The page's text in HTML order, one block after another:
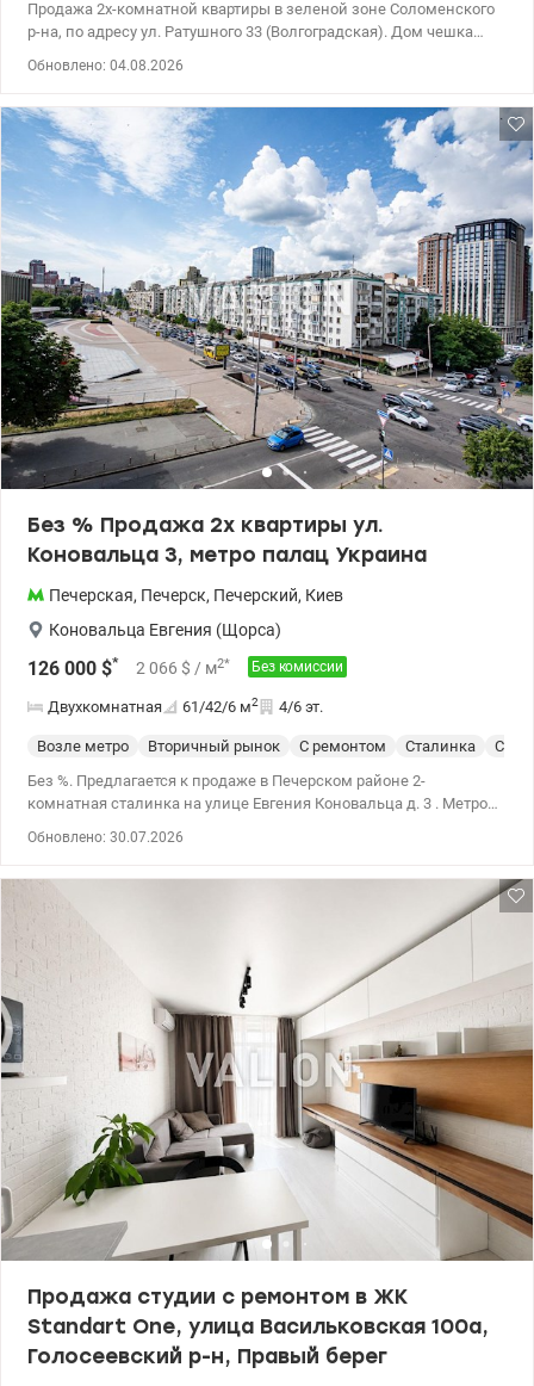
Продажа 2х-комнатной квартиры в зеленой зоне Соломенского
р-на, по адресу ул. Ратушного 33 (Волгоградская). Дом чешка
переплачивать за чужой дизайн, а сделать ремонт по своему
вкусу и бюджету. Главным преимуществом также является
месторасположение – это одна из самых удобных локаций
Киева. Большая парковая зона через дорогу от дома. Развитая
инфраструктура – ​​неподалеку с домом магазин Фора, АТБ,
Соломенский рынок, аптеки, школы, детский сад. Удобно
добраться до центра города, остановка общественного
транспорта под домом. Быстрый выезд на проспект
Лобановского, Севастопольскую площадь и Проспект
Воздушных Сил. До станций метро Вокзальная, Демеевская,
Олимпийская можно добраться общественным транспортом за
15-20 минут. Благодаря популярному району и удобному
расположению хорошо подойдет как для собственного
проживания, так и для сдачи в аренду. Цена - 61000 у.е.,
0661825672 Екатерина, Valion.ua/1154819
Обновлено: 04.08.2026
Без % Продажа 2х квартиры ул.
Коновальца 3, метро палац Украина
Печерская, Печерск, Печерский, Киев
Коновальца Евгения (Щорса)
126 000 $* 2 066 $ / м2* Без комиссии
Двухкомнатная 61/42/6 м2 4/6 эт.
Возле метро Вторичный рынок С ремонтом Сталинка
Без %. Предлагается к продаже в Печерском районе 2-
комнатная сталинка на улице Евгения Коновальца д. 3 . Метро
локация рядом с метро. Во-вторых, 4-й средний этаж. Квартира
светлая, функциональная планировка, хорошее состояние,
газовая колонка в любое время есть горячая вода. Две
отдельные комнаты, два балкона. Кухня 7 метров. Санузел
раздельный. Окна выходят в зеленый двор, также во дворец
Украина. Рядом детсады, школы, детская и спортивная
площадки, супермаркеты, Владимирский рынок. Транспортная
развязка во всех районах города. Также рассматриваем
государственные программы. Торг. Звоните! Отличный вариант
для жизни и сдачи в аренду. Цена 126000 уо 0963198153
Геннадий. Valion ua 1154810
Обновлено: 30.07.2026
Продажа студии с ремонтом в ЖК
Standart One, улица Васильковская 100а,
Голосеевский р-н, Правый берег